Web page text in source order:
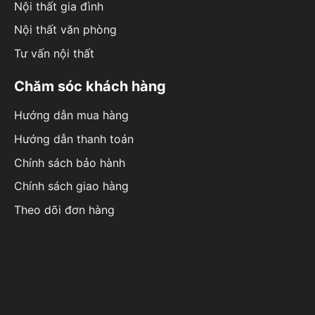
Nội thất gia đình
Nội thất văn phòng
Tư vấn nội thất
Chăm sóc khách hàng
Hướng dẫn mua hàng
Hướng dẫn thanh toán
Chính sách bảo hành
Chính sách giao hàng
Theo dõi đơn hàng